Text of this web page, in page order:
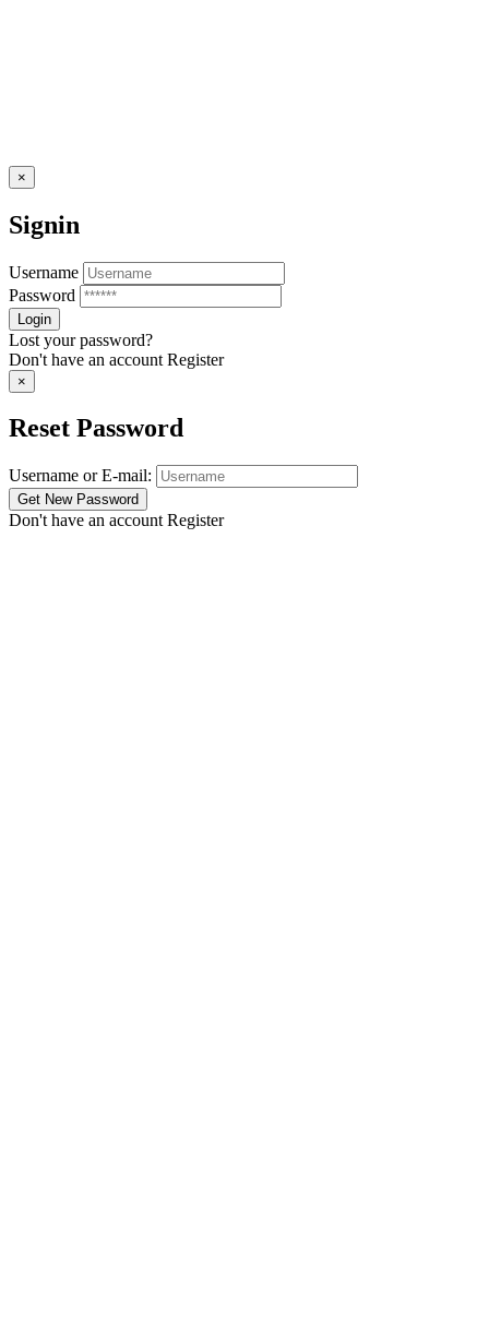
×
Signin
Username
Password
Lost your password?
Don't have an account Register
×
Reset Password
Username or E-mail:
Don't have an account Register